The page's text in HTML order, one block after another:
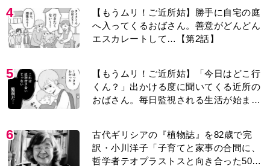
8
＜入院したアラ還夫＞「退院の迎えも忘
れられ、頼んだ物も買ってこない…」30
年連れ添った妻の対応に失望。「弱った
に女性たちの反応は…
9
『風、薫る』赤痢患者で長太郎の母・ア
サ役は美山加恋。＜あのドラマ＞で天才
子役として話題に…＜キャスト紹介＞
10
明日の『風、薫る』あらすじ。りんと直
美は、一人でも多くの命を救おうと看護